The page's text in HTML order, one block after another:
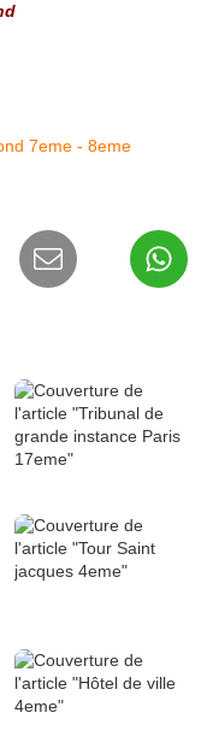
7eme - 8eme